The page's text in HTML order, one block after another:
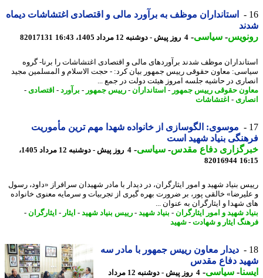
استانداران موظف به برآورد مالی و اقتصادی اغتشاشات دیماه
-سیاسی-4 روز پیش - دوشنبه 12 مرداد 1405، 16:43 82017131
موظف شدند برآوردهای مالی و اقتصادی اغتشاشات را برنا- گروه
معاون حقوقی رییس جمهور بیان کرد: - حجت الاسلام و المسلمین مجید
در حاشیه جلسه امروز هیئت دولت در جمع ...
حقوقی رییس جمهور-استانداران - رییس جمهور-برآورد -اقتصادی-
- اغتشاشات
موسوی: الگوسازی از خانواده شهدا مهم ترین مأموریت
بنیاد شهید است
دفاع مقدس-سیاسی-
4 روز پیش - دوشنبه 12 مرداد 1405،
82016944
بنیاد شهید و امور ایثارگران، در دیدار با مادر شهیدان سرافراز «داود، رسول
خالقی پور، بر ضرورت بهره گیری از تجربیات و سرمایه معنوی خانواده
شهدا و ایثارگران به عنوان ...
شهید و امور ایثارگران- بنیاد شهید-رییس بنیاد شهید-ایثار -ایثارگران-
ایثار و شهادت-شهید
دیدار معاون رییس جمهور با مادر سه
دفاع مقدس
-سیاسی-
4 روز پیش - دوشنبه 12 مرداد